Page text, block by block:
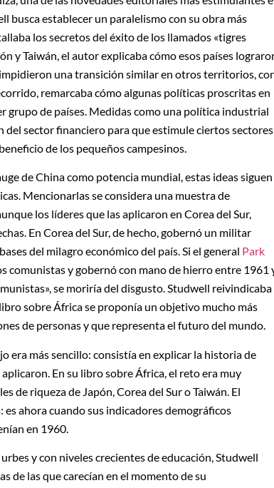
busca establecer un paralelismo con su obra más
los secretos del éxito de los llamados «tigres
y Taiwán, el autor explicaba cómo esos países
una transición similar en otros territorios,
remarcaba cómo algunas políticas proscritas en
grupo de países. Medidas como una política industrial
sector financiero para que estimule ciertos sectores
de los pequeños campesinos.
de China como potencia mundial, estas ideas siguen
Mencionarlas se considera una muestra de
los líderes que las aplicaron en Corea del Sur,
En Corea del Sur, de hecho, gobernó un militar
del milagro económico del país. Si el general Park
comunistas y gobernó con mano de hierro entre 1961
se moriría del disgusto. Studwell reivindicaba
sobre África se proponía un objetivo mucho más
de personas y que representa el futuro del mundo.
era más sencillo: consistía en explicar la historia de
En su libro sobre África, el reto era muy
de riqueza de Japón, Corea del Sur o Taiwán. El
ahora cuando sus indicadores demográficos
en 1960.
y con niveles crecientes de educación, Studwell
de las que carecían en el momento de su